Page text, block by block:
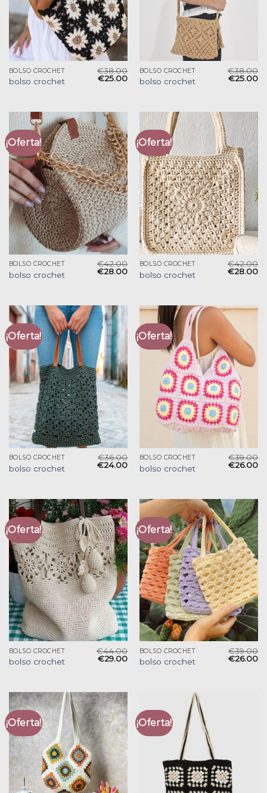
BOLSO CROCHET
bolso crochet
€38.00
€25.00
BOLSO CROCHET
bolso crochet
€38.00
€25.00
¡Oferta!
BOLSO CROCHET
bolso crochet
€42.00
€28.00
¡Oferta!
BOLSO CROCHET
bolso crochet
€42.00
€28.00
¡Oferta!
BOLSO CROCHET
bolso crochet
€36.00
€24.00
¡Oferta!
BOLSO CROCHET
bolso crochet
€39.00
€26.00
¡Oferta!
BOLSO CROCHET
bolso crochet
€44.00
€29.00
¡Oferta!
BOLSO CROCHET
bolso crochet
€39.00
€26.00
¡Oferta! ¡Oferta!